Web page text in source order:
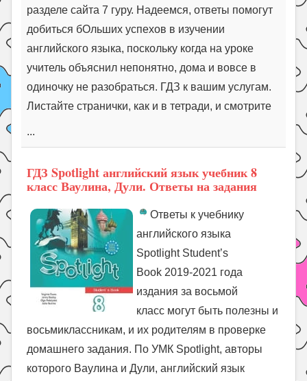
разделе сайта 7 гуру. Надеемся, ответы помогут
добиться бОльших успехов в изучении
английского языка, поскольку когда на уроке
учитель объяснил непонятно, дома и вовсе в
одиночку не разобраться. ГДЗ к вашим услугам.
Листайте странички, как и в тетради, и смотрите
...
ГДЗ Spotlight английский язык учебник 8
класс Ваулина, Дули. Ответы на задания
Ответы к учебнику
английского языка
Spotlight Student’s
Book 2019-2021 года
издания за восьмой
класс могут быть полезны и
восьмиклассникам, и их родителям в проверке
домашнего задания. По УМК Spotlight, авторы
которого Ваулина и Дули, английский язык